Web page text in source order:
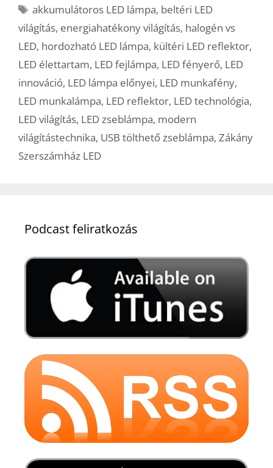
Címkék
akkumulátoros LED lámpa, beltéri LED
világítás, energiahatékony világítás, halogén vs
LED, hordozható LED lámpa, kültéri LED reflektor,
LED élettartam, LED fejlámpa, LED fényerő, LED
innováció, LED lámpa előnyei, LED munkafény,
LED munkalámpa, LED reflektor, LED technológia,
LED világítás, LED zseblámpa, modern
világítástechnika, USB tölthető zseblámpa, Zákány
Szerszámház LED
Podcast feliratkozás